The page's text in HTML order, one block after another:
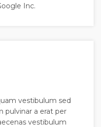
Inc.
vestibulum sed
pulvinar a erat per
vestibulum